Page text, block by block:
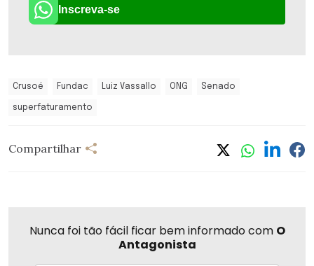
Inscreva-se
Crusoé Fundac Luiz Vassallo ONG Senado
superfaturamento
Compartilhar
Nunca foi tão fácil ficar bem informado com O
Antagonista